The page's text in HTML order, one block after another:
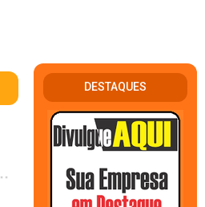
DESTAQUES